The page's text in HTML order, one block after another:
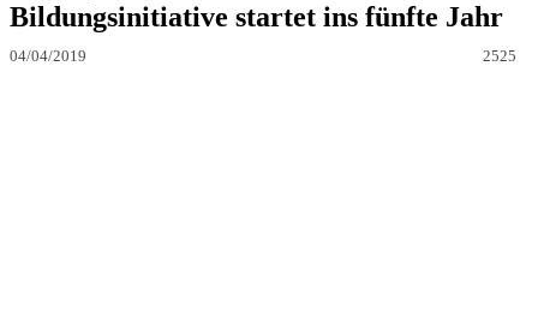
Bildungsinitiative startet ins fünfte Jahr
04/04/2019 2525